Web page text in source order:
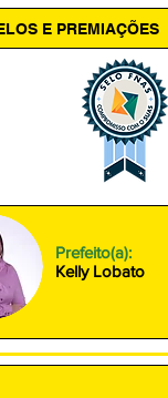
E PREMIAÇÕES
Prefeito(a):
Kelly Lobato